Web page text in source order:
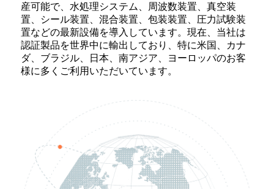
産可能で、水処理システム、周波数装置、真空装
置、シール装置、混合装置、包装装置、圧力試験装
置などの最新設備を導入しています。現在、当社は
認証製品を世界中に輸出しており、特に米国、カナ
ダ、ブラジル、日本、南アジア、ヨーロッパのお客
様に多くご利用いただいています。